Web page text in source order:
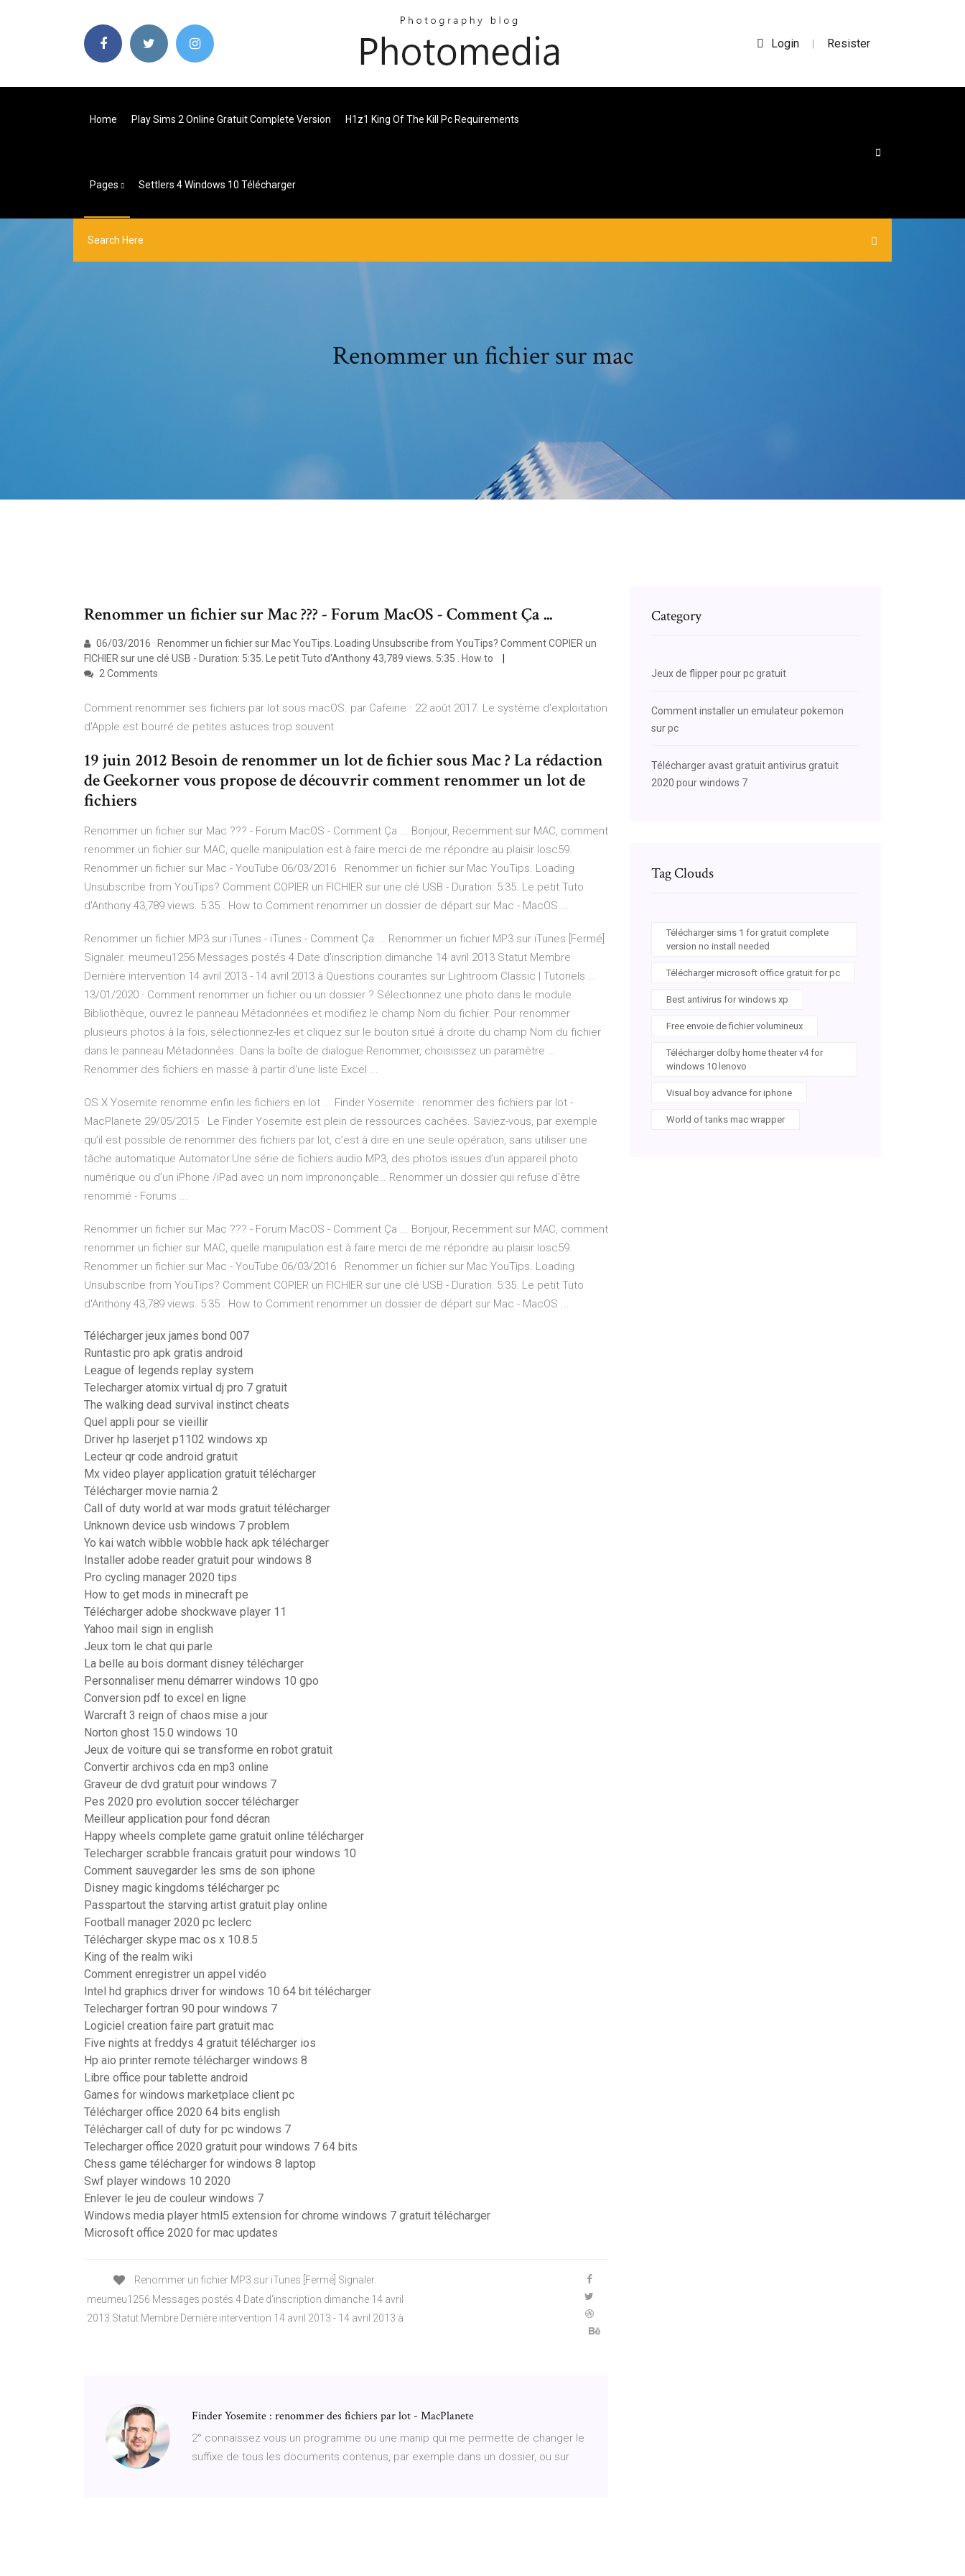
Login | Resister
Home Play Sims 2 Online Gratuit Complete Version H1z1 King Of The Kill Pc Requirements
Pages Settlers 4 Windows 10 Télécharger
Renommer un fichier sur mac
Renommer un fichier sur Mac ??? - Forum MacOS - Comment Ça ...
06/03/2016 · Renommer un fichier sur Mac YouTips. Loading Unsubscribe from YouTips? Comment COPIER un
FICHIER sur une clé USB - Duration: 5:35. Le petit Tuto d'Anthony 43,789 views. 5:35 . How to
2 Comments
Comment renommer ses fichiers par lot sous macOS. par Cafeine · 22 août 2017. Le système d'exploitation
d'Apple est bourré de petites astuces trop souvent
19 juin 2012 Besoin de renommer un lot de fichier sous Mac ? La rédaction
de Geekorner vous propose de découvrir comment renommer un lot de
fichiers
Renommer un fichier sur Mac ??? - Forum MacOS - Comment Ça ... Bonjour, Recemment sur MAC, comment
renommer un fichier sur MAC, quelle manipulation est à faire merci de me répondre au plaisir losc59.
Renommer un fichier sur Mac - YouTube 06/03/2016 · Renommer un fichier sur Mac YouTips. Loading
Unsubscribe from YouTips? Comment COPIER un FICHIER sur une clé USB - Duration: 5:35. Le petit Tuto
d'Anthony 43,789 views. 5:35 . How to Comment renommer un dossier de départ sur Mac - MacOS ...
Renommer un fichier MP3 sur iTunes - iTunes - Comment Ça ... Renommer un fichier MP3 sur iTunes [Fermé]
Signaler. meumeu1256 Messages postés 4 Date d'inscription dimanche 14 avril 2013 Statut Membre
Dernière intervention 14 avril 2013 - 14 avril 2013 à Questions courantes sur Lightroom Classic | Tutoriels ...
13/01/2020 · Comment renommer un fichier ou un dossier ? Sélectionnez une photo dans le module
Bibliothèque, ouvrez le panneau Métadonnées et modifiez le champ Nom du fichier. Pour renommer
plusieurs photos à la fois, sélectionnez-les et cliquez sur le bouton situé à droite du champ Nom du fichier
dans le panneau Métadonnées. Dans la boîte de dialogue Renommer, choisissez un paramètre …
Renommer des fichiers en masse à partir d'une liste Excel ...
OS X Yosemite renomme enfin les fichiers en lot ... Finder Yosemite : renommer des fichiers par lot -
MacPlanete 29/05/2015 · Le Finder Yosemite est plein de ressources cachées. Saviez-vous, par exemple
qu’il est possible de renommer des fichiers par lot, c’est à dire en une seule opération, sans utiliser une
tâche automatique Automator.Une série de fichiers audio MP3, des photos issues d’un appareil photo
numérique ou d’un iPhone /iPad avec un nom imprononçable… Renommer un dossier qui refuse d'être
renommé - Forums ...
Renommer un fichier sur Mac ??? - Forum MacOS - Comment Ça ... Bonjour, Recemment sur MAC, comment
renommer un fichier sur MAC, quelle manipulation est à faire merci de me répondre au plaisir losc59.
Renommer un fichier sur Mac - YouTube 06/03/2016 · Renommer un fichier sur Mac YouTips. Loading
Unsubscribe from YouTips? Comment COPIER un FICHIER sur une clé USB - Duration: 5:35. Le petit Tuto
d'Anthony 43,789 views. 5:35 . How to Comment renommer un dossier de départ sur Mac - MacOS ...
Télécharger jeux james bond 007
Runtastic pro apk gratis android
League of legends replay system
Telecharger atomix virtual dj pro 7 gratuit
The walking dead survival instinct cheats
Quel appli pour se vieillir
Driver hp laserjet p1102 windows xp
Lecteur qr code android gratuit
Mx video player application gratuit télécharger
Télécharger movie narnia 2
Call of duty world at war mods gratuit télécharger
Unknown device usb windows 7 problem
Yo kai watch wibble wobble hack apk télécharger
Installer adobe reader gratuit pour windows 8
Pro cycling manager 2020 tips
How to get mods in minecraft pe
Télécharger adobe shockwave player 11
Yahoo mail sign in english
Jeux tom le chat qui parle
La belle au bois dormant disney télécharger
Personnaliser menu démarrer windows 10 gpo
Conversion pdf to excel en ligne
Warcraft 3 reign of chaos mise a jour
Norton ghost 15.0 windows 10
Jeux de voiture qui se transforme en robot gratuit
Convertir archivos cda en mp3 online
Graveur de dvd gratuit pour windows 7
Pes 2020 pro evolution soccer télécharger
Meilleur application pour fond décran
Happy wheels complete game gratuit online télécharger
Telecharger scrabble francais gratuit pour windows 10
Comment sauvegarder les sms de son iphone
Disney magic kingdoms télécharger pc
Passpartout the starving artist gratuit play online
Football manager 2020 pc leclerc
Télécharger skype mac os x 10.8.5
King of the realm wiki
Comment enregistrer un appel vidéo
Intel hd graphics driver for windows 10 64 bit télécharger
Telecharger fortran 90 pour windows 7
Logiciel creation faire part gratuit mac
Five nights at freddys 4 gratuit télécharger ios
Hp aio printer remote télécharger windows 8
Libre office pour tablette android
Games for windows marketplace client pc
Télécharger office 2020 64 bits english
Télécharger call of duty for pc windows 7
Telecharger office 2020 gratuit pour windows 7 64 bits
Chess game télécharger for windows 8 laptop
Swf player windows 10 2020
Enlever le jeu de couleur windows 7
Windows media player html5 extension for chrome windows 7 gratuit télécharger
Microsoft office 2020 for mac updates
Renommer un fichier MP3 sur iTunes [Fermé] Signaler.
meumeu1256 Messages postés 4 Date d'inscription dimanche 14 avril
2013 Statut Membre Dernière intervention 14 avril 2013 - 14 avril 2013 à
Finder Yosemite : renommer des fichiers par lot - MacPlanete
2° connaissez vous un programme ou une manip qui me permette de changer le
suffixe de tous les documents contenus, par exemple dans un dossier, ou sur
Category
Jeux de flipper pour pc gratuit
Comment installer un emulateur pokemon
sur pc
Télécharger avast gratuit antivirus gratuit
2020 pour windows 7
Tag Clouds
Télécharger sims 1 for gratuit complete
version no install needed
Télécharger microsoft office gratuit for pc
Best antivirus for windows xp
Free envoie de fichier volumineux
Télécharger dolby home theater v4 for
windows 10 lenovo
Visual boy advance for iphone
World of tanks mac wrapper